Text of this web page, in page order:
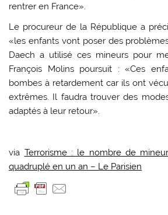
rentrer en France».
Le procureur de la République a
«les enfants vont poser des
Daech a utilisé ces mineurs pour
François Molins poursuit : «Ces
bombes à retardement car ils ont
extrêmes. Il faudra trouver des
adaptés à leur retour».
via Terrorisme : le nombre de
quadruplé en un an – Le Parisien